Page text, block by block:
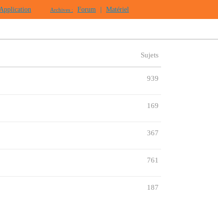
Archives : Forum Matériel
Sujets
939
169
367
761
187